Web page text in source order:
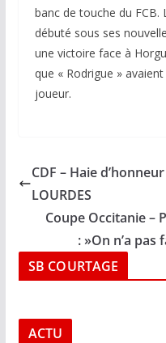
banc de touche du FCB.
débuté sous ses
une victoire face à
que « Rodrigue »
joueur.
CDF – Haie
LOURDES
Coupe Occitanie –
: »On n’a
SB COURTAGE
ACTU